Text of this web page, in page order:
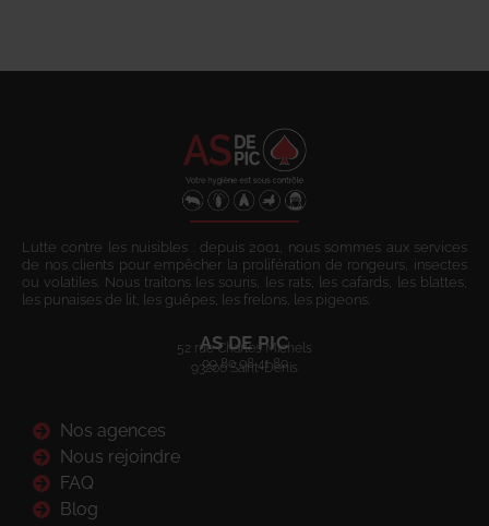
Lutte contre les nuisibles : depuis 2001, nous sommes aux services
de nos clients pour empêcher la prolifération de rongeurs, insectes
ou volatiles. Nous traitons les souris, les rats, les cafards, les blattes,
les punaises de lit, les guêpes, les frelons, les pigeons.
AS DE PIC
52 rue Charles Michels
93200 Saint-Denis
09 80 08 41 80
Nos agences
Nous rejoindre
FAQ
Blog